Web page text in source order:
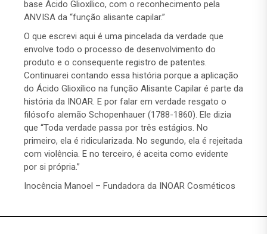
base Ácido Glioxílico, com o reconhecimento pela
ANVISA da “função alisante capilar.”
O que escrevi aqui é uma pincelada da verdade que
envolve todo o processo de desenvolvimento do
produto e o consequente registro de patentes.
Continuarei contando essa história porque a aplicação
do Ácido Glioxílico na função Alisante Capilar é parte da
história da INOAR. E por falar em verdade resgato o
filósofo alemão Schopenhauer (1788-1860). Ele dizia
que “Toda verdade passa por três estágios. No
primeiro, ela é ridicularizada. No segundo, ela é rejeitada
com violência. E no terceiro, é aceita como evidente
por si própria.”
Inocência Manoel – Fundadora da INOAR Cosméticos